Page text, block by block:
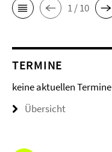
1 / 10
TERMINE
keine aktuellen Termine
Übersicht